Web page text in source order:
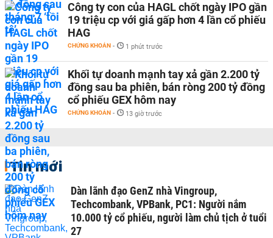
Công ty con của HAGL chốt ngày IPO gần
19 triệu cp với giá gấp hơn 4 lần cổ phiếu
HAG
CHỨNG KHOÁN - 1 phút trước
Khối tự doanh mạnh tay xả gần 2.200 tỷ
đồng sau ba phiên, bán ròng 200 tỷ đồng
cổ phiếu GEX hôm nay
CHỨNG KHOÁN - 13 giờ trước
Tin mới
Dàn lãnh đạo GenZ nhà Vingroup,
Techcombank, VPBank, PC1: Người nắm
10.000 tỷ cổ phiếu, người làm chủ tịch ở tuổi
27